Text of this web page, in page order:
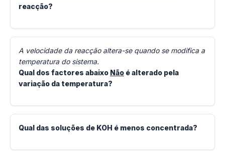
reacção?
A velocidade da reacção altera-se quando se modifica a
temperatura do sistema.
Qual dos factores abaixo Não é alterado pela
variação da temperatura?
Qual das soluções de KOH é menos concentrada?